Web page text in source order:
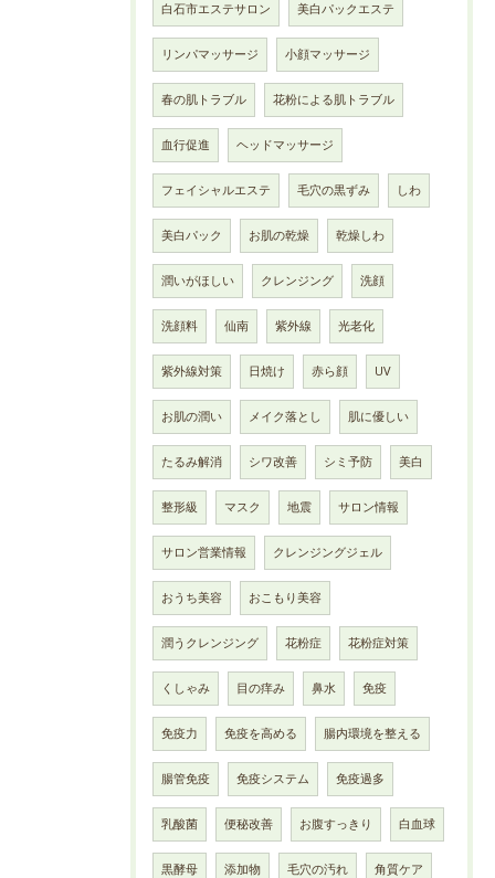
白石市エステサロン 美白パックエステ
リンパマッサージ 小顔マッサージ
春の肌トラブル 花粉による肌トラブル
血行促進 ヘッドマッサージ
フェイシャルエステ 毛穴の黒ずみ しわ
美白パック お肌の乾燥 乾燥しわ
潤いがほしい クレンジング 洗顔
洗顔料 仙南 紫外線 光老化
紫外線対策 日焼け 赤ら顔 UV
お肌の潤い メイク落とし 肌に優しい
たるみ解消 シワ改善 シミ予防 美白
整形級 マスク 地震 サロン情報
サロン営業情報 クレンジングジェル
おうち美容 おこもり美容
潤うクレンジング 花粉症 花粉症対策
くしゃみ 目の痒み 鼻水 免疫
免疫力 免疫を高める 腸内環境を整える
腸管免疫 免疫システム 免疫過多
乳酸菌 便秘改善 お腹すっきり 白血球
黒酵母 添加物 毛穴の汚れ 角質ケア